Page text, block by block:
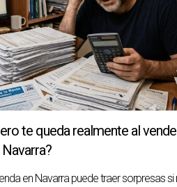
te queda realmente al
en Navarra puede traer sorpresas si